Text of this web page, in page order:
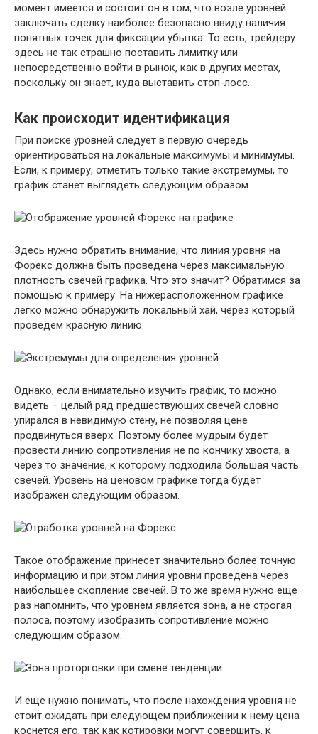
момент имеется и состоит он в том, что возле уровней
заключать сделку наиболее безопасно ввиду наличия
понятных точек для фиксации убытка. То есть, трейдеру
здесь не так страшно поставить лимитку или
непосредственно войти в рынок, как в других местах,
поскольку он знает, куда выставить стоп-лосс.
Как происходит идентификация
При поиске уровней следует в первую очередь
ориентироваться на локальные максимумы и минимумы.
Если, к примеру, отметить только такие экстремумы, то
график станет выглядеть следующим образом.
Здесь нужно обратить внимание, что линия уровня на
Форекс должна быть проведена через максимальную
плотность свечей графика. Что это значит? Обратимся за
помощью к примеру. На нижерасположенном графике
легко можно обнаружить локальный хай, через который
проведем красную линию.
Однако, если внимательно изучить график, то можно
видеть – целый ряд предшествующих свечей словно
упирался в невидимую стену, не позволяя цене
продвинуться вверх. Поэтому более мудрым будет
провести линию сопротивления не по кончику хвоста, а
через то значение, к которому подходила большая часть
свечей. Уровень на ценовом графике тогда будет
изображен следующим образом.
Такое отображение принесет значительно более точную
информацию и при этом линия уровни проведена через
наибольшее скопление свечей. В то же время нужно еще
раз напомнить, что уровнем является зона, а не строгая
полоса, поэтому изобразить сопротивление можно
следующим образом.
И еще нужно понимать, что после нахождения уровня не
стоит ожидать при следующем приближении к нему цена
коснется его, так как котировки могут совершить, к